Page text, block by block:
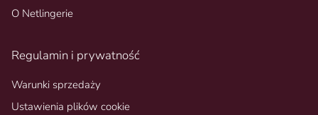
O Netlingerie
Regulamin i prywatność
Warunki sprzedaży
Ustawienia plików cookie